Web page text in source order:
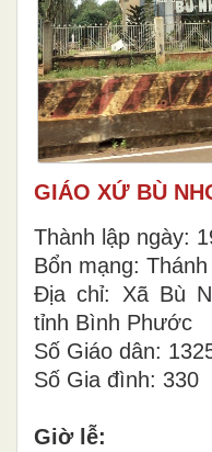
GIÁO XỨ BÙ
Thành lập ngày:
Bổn mạng:
Địa chỉ: Xã Bù
tỉnh Bình Phước
Số Giáo dân:
Số Gia đình: 330
Giờ lễ: